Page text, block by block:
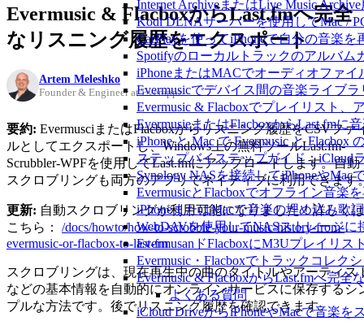
Internet ArchiveまたはLive Music
Kodi DLNAサーバーを使用してMac /
CarPlayを使ってiPhoneで自分の音楽を
Spotifyのローカルトラックのアルバ
iPhoneまたはMACでオーディオファ
Evermusicでデバイス間の音楽ライブ
Evermusic & Flacboxでプレイリスト
EvermusieまたはFlacboxからLast.fmに
iPhone と Mac で Evermusic と
ステップバイステップガイド：iCloud
Synology NASを接続してiPhoneやMac
EvermusicとFlacboxでオフライン音楽
iPhoneまたはMacで音楽の埋め込み歌
WebDAVを使用してNASストレージに
EvermusanドFlacboxにM3Uプレイリ
Evermusic・Flacboxでトラックコレク
Evermusic & FlacboxからLast.fmへ完
よくある質問
iCloud DriveからiPhoneやMacで音楽を
Evermusic & FlacboxからLast.fmへ完全
なリスニング履歴をエクスポート
Artem Meleshko
Founder & Engineer at Everappz
要約: EvermusciまたはFlacboxからリスニング履歴をCSVファ
ルとしてエクスポートし、Windows上の無料ツールLast.fm-
Scrubbler-WPFを使用してLast.fmにアップロードします。自動
スクロブリングも両方のアプリでネイティブに利用できます
更新: 自動スクロブリングが利用可能になりました！詳しくは
こちら： /docs/howto/how-to-scrobble-your-music-history-from-
evermusic-or-flacbox-to-last-fm
スクロブリングは、現在再生中の曲のタイトルやアーティス
などの基本情報を自動的にオンラインサービスに保存するシ
プルな方法です。後でリスニング履歴を確認できます。